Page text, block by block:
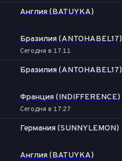
Англия (BATUYKA)
-
Бразилия (ANTOHABEL17)
Сегодня в 17:11
Бразилия (ANTOHABEL17)
-
Франция (INDIFFERENCE)
Сегодня в 17:27
Германия (SUNNYLEMON)
-
Англия (BATUYKA)